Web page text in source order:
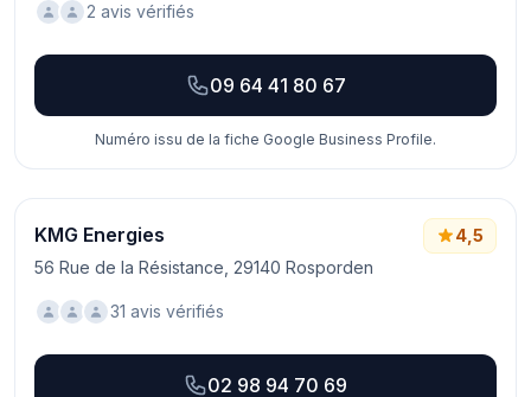
2 avis vérifiés
09 64 41 80 67
Numéro issu de la fiche Google Business Profile.
KMG Energies
56 Rue de la Résistance, 29140 Rosporden
4,5
31 avis vérifiés
02 98 94 70 69